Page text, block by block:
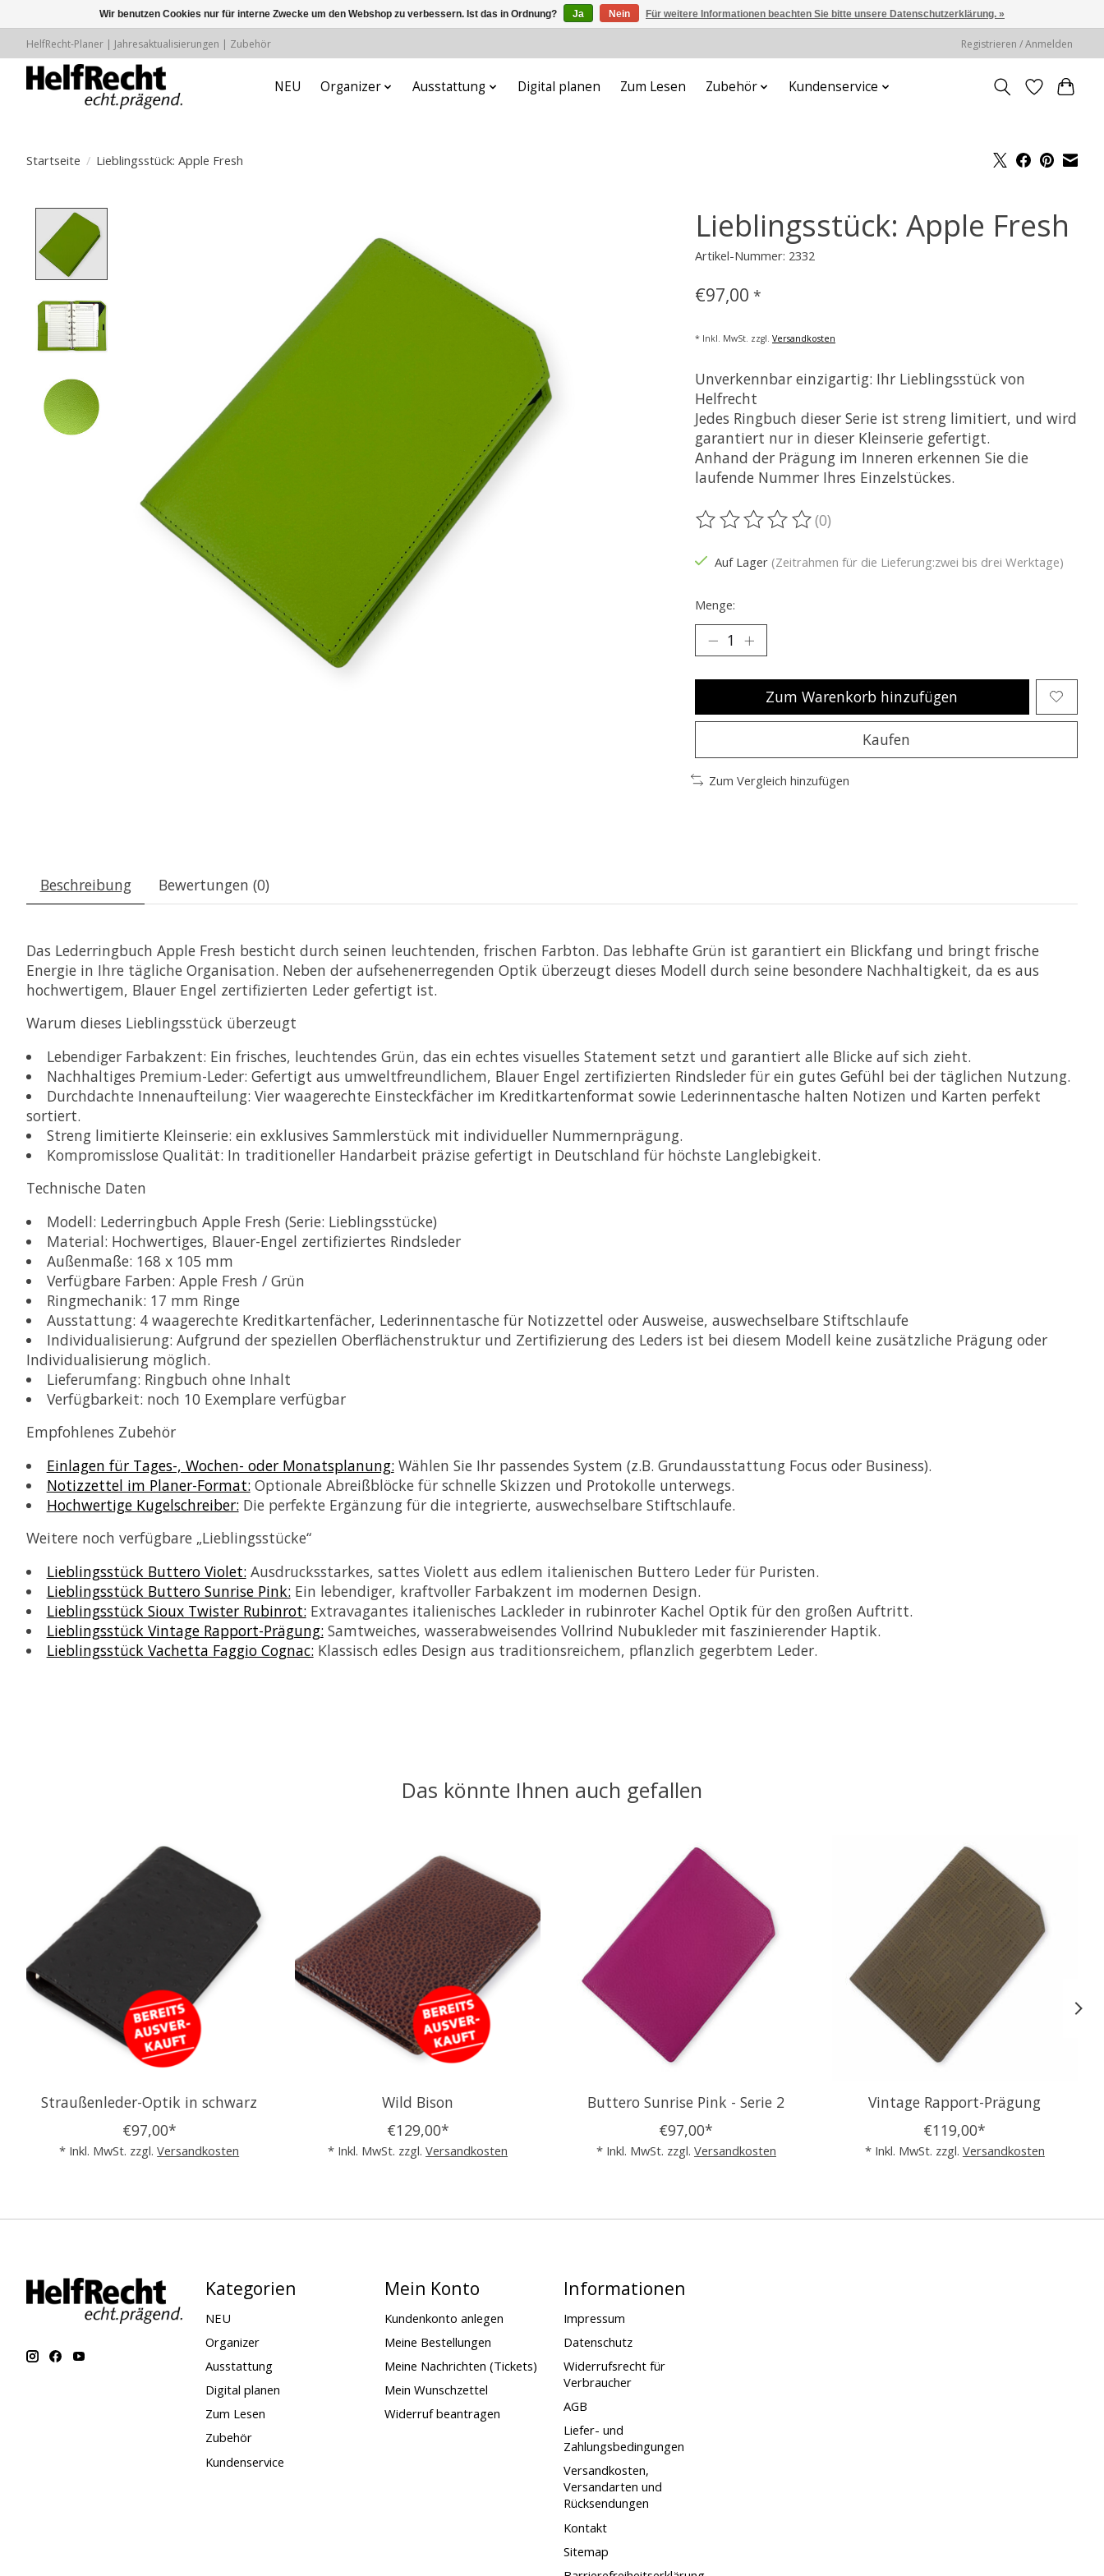
HelfRecht-Planer | Jahresaktualisierungen | Zubehör Registrieren / Anmelden
NEU Organizer Ausstattung Digital planen Zum Lesen Zubehör Kundenservice
Startseite / Lieblingsstück: Apple Fresh
Lieblingsstück: Apple Fresh
Artikel-Nummer: 2332
€97,00 *
* Inkl. MwSt. zzgl. Versandkosten
Unverkennbar einzigartig: Ihr Lieblingsstück von
Helfrecht
Jedes Ringbuch dieser Serie ist streng limitiert, und wird
garantiert nur in dieser Kleinserie gefertigt.
Anhand der Prägung im Inneren erkennen Sie die
laufende Nummer Ihres Einzelstückes.
Die Bewertung dieses Produkts ist
(0)
Auf Lager (Zeitrahmen für die Lieferung:zwei bis drei Werktage)
Menge:
Zum Warenkorb hinzufügen
Kaufen
Zum Vergleich hinzufügen
Beschreibung Bewertungen (0)
Das Lederringbuch Apple Fresh besticht durch seinen leuchtenden, frischen Farbton. Das lebhafte Grün ist garantiert ein Blickfang und bringt frische
Energie in Ihre tägliche Organisation. Neben der aufsehenerregenden Optik überzeugt dieses Modell durch seine besondere Nachhaltigkeit, da es aus
hochwertigem, Blauer Engel zertifizierten Leder gefertigt ist.
Warum dieses Lieblingsstück überzeugt
Lebendiger Farbakzent: Ein frisches, leuchtendes Grün, das ein echtes visuelles Statement setzt und garantiert alle Blicke auf sich zieht.
Nachhaltiges Premium-Leder: Gefertigt aus umweltfreundlichem, Blauer Engel zertifizierten Rindsleder für ein gutes Gefühl bei der täglichen Nutzung.
Durchdachte Innenaufteilung: Vier waagerechte Einsteckfächer im Kreditkartenformat sowie Lederinnentasche halten Notizen und Karten perfekt
sortiert.
Streng limitierte Kleinserie: ein exklusives Sammlerstück mit individueller Nummernprägung.
Kompromisslose Qualität: In traditioneller Handarbeit präzise gefertigt in Deutschland für höchste Langlebigkeit.
Technische Daten
Modell: Lederringbuch Apple Fresh (Serie: Lieblingsstücke)
Material: Hochwertiges, Blauer-Engel zertifiziertes Rindsleder
Außenmaße: 168 x 105 mm
Verfügbare Farben: Apple Fresh / Grün
Ringmechanik: 17 mm Ringe
Ausstattung: 4 waagerechte Kreditkartenfächer, Lederinnentasche für Notizzettel oder Ausweise, auswechselbare Stiftschlaufe
Individualisierung: Aufgrund der speziellen Oberflächenstruktur und Zertifizierung des Leders ist bei diesem Modell keinezusätzliche Prägung oder
Individualisierung möglich.
Lieferumfang: Ringbuch ohne Inhalt
Verfügbarkeit: noch 10 Exemplare verfügbar
Empfohlenes Zubehör
Einlagen für Tages-, Wochen- oder Monatsplanung: Wählen Sie Ihr passendes System (z.B. Grundausstattung Focus oder Business).
Notizzettel im Planer-Format: Optionale Abreißblöcke für schnelle Skizzen und Protokolle unterwegs.
Hochwertige Kugelschreiber: Die perfekte Ergänzung für die integrierte, auswechselbare Stiftschlaufe.
Weitere noch verfügbare „Lieblingsstücke“
Lieblingsstück Buttero Violet: Ausdrucksstarkes, sattes Violett aus edlem italienischen Buttero Leder für Puristen.
Lieblingsstück Buttero Sunrise Pink: Ein lebendiger, kraftvoller Farbakzent im modernen Design.
Lieblingsstück Sioux Twister Rubinrot: Extravagantes italienisches Lackleder in rubinroter Kachel Optik für den großen Auftritt.
Lieblingsstück Vintage Rapport-Prägung: Samtweiches, wasserabweisendes Vollrind Nubukleder mit faszinierender Haptik.
Lieblingsstück Vachetta Faggio Cognac: Klassisch edles Design aus traditionsreichem, pflanzlich gegerbtem Leder.
Das könnte Ihnen auch gefallen
Produkt-Karussell-Artikel
Straußenleder-Optik in schwarz
€97,00*
* Inkl. MwSt. zzgl.Versandkosten
Wild Bison
€129,00*
* Inkl. MwSt. zzgl.Versandkosten
Buttero Sunrise Pink - Serie 2
€97,00*
* Inkl. MwSt. zzgl. Versandkosten
Vintage Rapport-Prägung
€119,00*
* Inkl. MwSt. zzgl. Versandkosten
Kategorien
NEU
Organizer
Ausstattung
Digital planen
Zum Lesen
Zubehör
Kundenservice
Mein Konto
Kundenkonto anlegen
Meine Bestellungen
Meine Nachrichten (Tickets)
Mein Wunschzettel
Widerruf beantragen
Informationen
Impressum
Datenschutz
Widerrufsrecht für
Verbraucher
AGB
Liefer- und
Zahlungsbedingungen
Versandkosten,
Versandarten und
Rücksendungen
Kontakt
Sitemap
Wir benutzen Cookies nur für interne Zwecke um den Webshop zu verbessern. Ist das in Ordnung? Ja Nein Für weitere Informationen beachten Sie bitte unsere Datenschutzerklärung. »